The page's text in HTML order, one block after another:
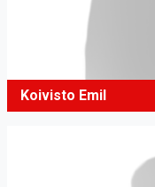
Koivisto Emil